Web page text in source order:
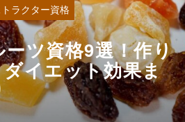
ラクター資格
ーツ資格9選！作り
イエット効果ま